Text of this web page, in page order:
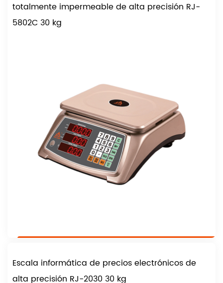
totalmente impermeable de alta precisión RJ-
5802C 30 kg
Escala informática de precios electrónicos de
alta precisión RJ-2030 30 kg